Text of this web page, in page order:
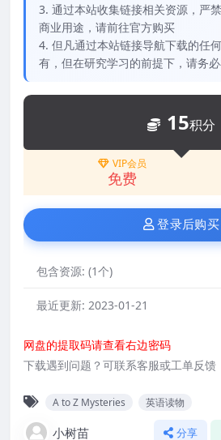
3. 通过本站收集链接相关资源，严
商业用途，请前往官方购买
4. 但凡通过本站链接导航下载的任
有，但在研究学习的前提下，请务
15积分
VIP会员
免费
登录后购买
包含资源: (1个)
最近更新: 2023-01-21
网盘的提取码请查看右边密码
下载遇到问题？可联系客服或工单反馈
A to Z Mysteries 英语读物
小树苗 分享